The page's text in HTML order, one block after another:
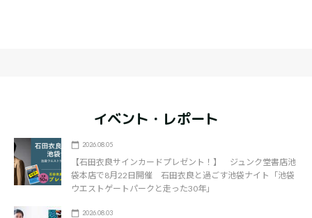
イベント・レポート
2026.08.05
【石田衣良サインカードプレゼント！】 ジュンク堂書店池
袋本店で8月22日開催 石田衣良と過ごす池袋ナイト「池袋
ウエストゲートパークと走った30年」
2026.08.03